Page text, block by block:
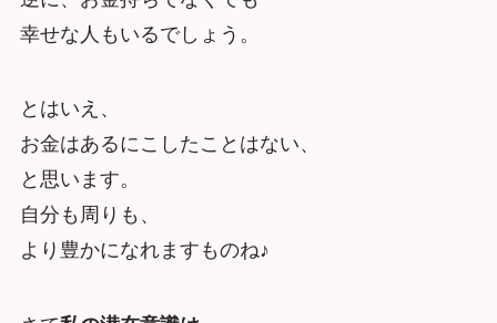
幸せな人もいるでしょう。
とはいえ、
お金はあるにこしたことはない、
と思います。
自分も周りも、
より豊かになれますものね♪